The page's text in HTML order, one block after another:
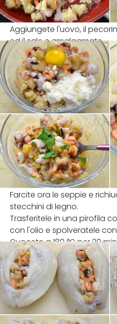
Aggiungete l'uovo, il
ed il sale e amalgamate.
Farcite ora le seppie e
stecchini di legno.
Trasferitele in una pirofila
con l'olio e spolveratele
Cuocete a 180 °C per 20